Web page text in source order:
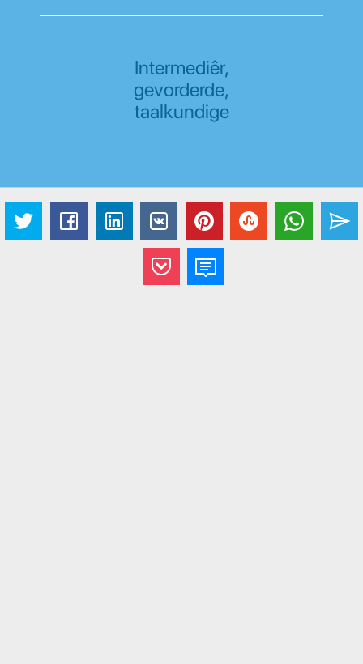
Intermediêr,
gevorderde,
taalkundige